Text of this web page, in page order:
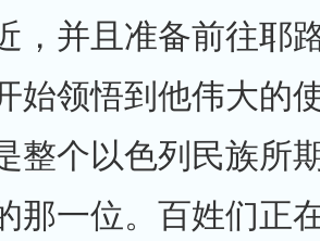
，并且准备前往耶
始领悟到他伟大的
整个以色列民族所
那一位。百姓们正